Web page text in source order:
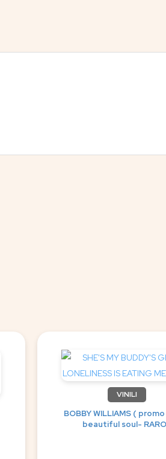
VINILI
BOBBY WILLIAMS (
beautiful soul-